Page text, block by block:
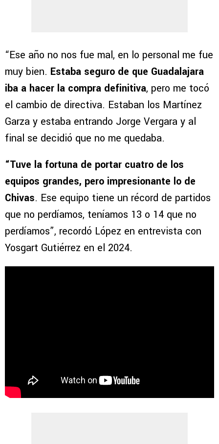
“Ese año no nos fue mal, en lo personal me fue
muy bien. Estaba seguro de que Guadalajara
iba a hacer la compra definitiva, pero me tocó
el cambio de directiva. Estaban los Martínez
Garza y estaba entrando Jorge Vergara y al
final se decidió que no me quedaba.
“Tuve la fortuna de portar cuatro de los
equipos grandes, pero impresionante lo de
Chivas. Ese equipo tiene un récord de partidos
que no perdíamos, teníamos 13 o 14 que no
perdíamos”, recordó López en entrevista con
Yosgart Gutiérrez en el 2024.